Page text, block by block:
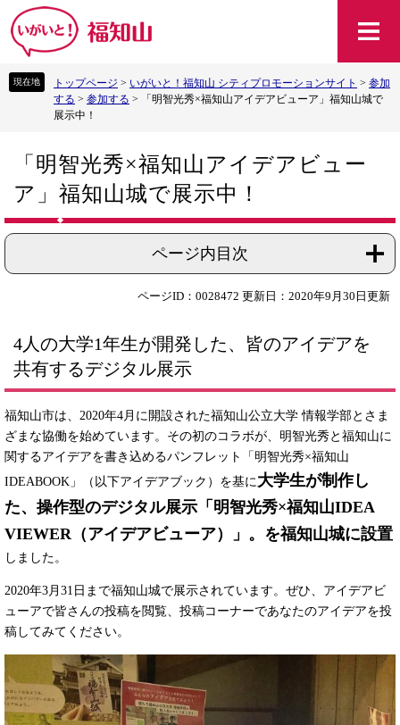
ー
ニ
へ
トップページ > いがいと！福知山 シティプロモーションサイト > 参加
する > 参加する >
「明智光秀×福知山アイデアビューア」福知山城で
展示中！
「明智光秀×福知山アイデアビュー
ア」福知山城で展示中！
ページ内目次
ページID：0028472 更新日：2020年9月30日更新
4人の大学1年生が開発した、皆のアイデアを
共有するデジタル展示
福知山市は、2020年4月に開設された福知山公立大学 情報学部とさま
ざまな協働を始めています。その初のコラボが、明智光秀と福知山に
関するアイデアを書き込めるパンフレット「明智光秀×福知山
IDEABOOK」（以下アイデアブック）を基に大学生が制作し
た、操作型のデジタル展示「明智光秀×福知山IDEA
VIEWER（アイデアビューア）」。を福知山城に設置
しました。
2020年3月31日まで福知山城で展示されています。ぜひ、アイデアビ
ューアで皆さんの投稿を閲覧、投稿コーナーであなたのアイデアを投
稿してみてください。